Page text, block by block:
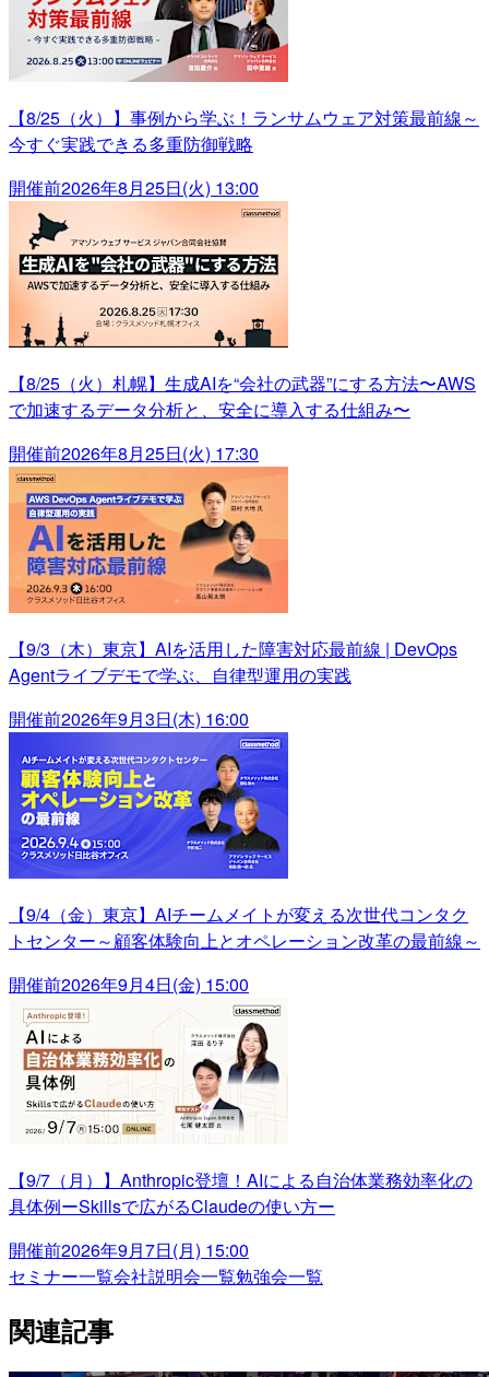
【8/25（火）】事例から学ぶ！ランサムウェア対策最前線～
今すぐ実践できる多重防御戦略
開催前2026年8月25日(火) 13:00
【8/25（火）札幌】生成AIを“会社の武器”にする方法〜AWS
で加速するデータ分析と、安全に導入する仕組み〜
開催前2026年8月25日(火) 17:30
【9/3（木）東京】AIを活用した障害対応最前線 | DevOps
Agentライブデモで学ぶ、自律型運用の実践
開催前2026年9月3日(木) 16:00
【9/4（金）東京】AIチームメイトが変える次世代コンタク
トセンター～顧客体験向上とオペレーション改革の最前線～
開催前2026年9月4日(金) 15:00
【9/7（月）】Anthropic登壇！AIによる自治体業務効率化の
具体例ーSkillsで広がるClaudeの使い方ー
開催前2026年9月7日(月) 15:00
セミナー一覧会社説明会一覧勉強会一覧
関連記事